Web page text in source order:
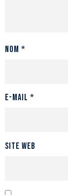
Nom *
E-mail *
Site web